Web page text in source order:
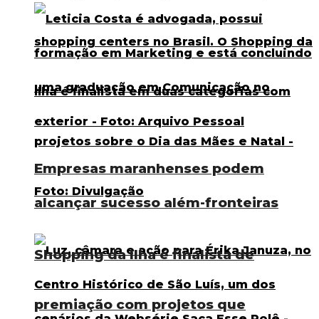
Empresas maranhenses podem
alcançar sucesso além-fronteiras
Shopping da Ilha é finalista de
premiação com projetos que